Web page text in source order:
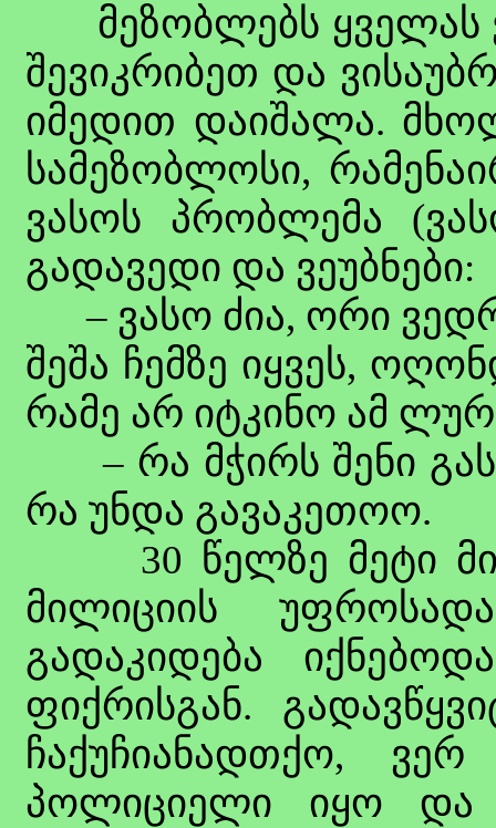
მეზობლებს ყველას
შევიკრიბეთ და
იმედით დაიშალა.
სამეზობლოსი,
ვასოს პრობლემა
გადავედი და ვეუბნები:
– ვასო ძია, ორი
შეშა ჩემზე იყვეს,
რამე არ იტკინო ამ
– რა მჭირს შენი
რა უნდა გავაკეთოო.
30 წელზე მეტი
მილიციის
გადაკიდება
ფიქრისგან.
ჩაქუჩიანადთქო,
პოლიციელი იყო და